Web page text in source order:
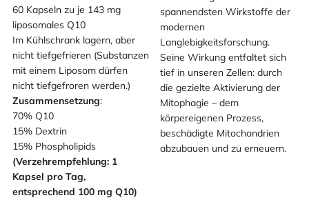
60 Kapseln zu je 143 mg
liposomales Q10
Im Kühlschrank lagern, aber
nicht tiefgefrieren (Substanzen
mit einem Liposom dürfen
nicht tiefgefroren werden.)
Zusammensetzung:
70% Q10
15% Dextrin
15% Phospholipids
(Verzehrempfehlung: 1
Kapsel pro Tag,
entsprechend 100 mg Q10)
spannendsten Wirkstoffe der
modernen
Langlebigkeitsforschung.
Seine Wirkung entfaltet sich
tief in unseren Zellen: durch
die gezielte Aktivierung der
Mitophagie – dem
körpereigenen Prozess,
beschädigte Mitochondrien
abzubauen und zu erneuern.